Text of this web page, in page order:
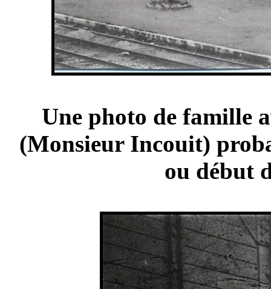
Une photo de famille
(Monsieur Incouit)
ou début